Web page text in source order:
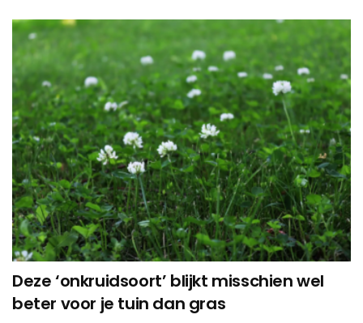
Deze ‘onkruidsoort’ blijkt misschien wel
beter voor je tuin dan gras